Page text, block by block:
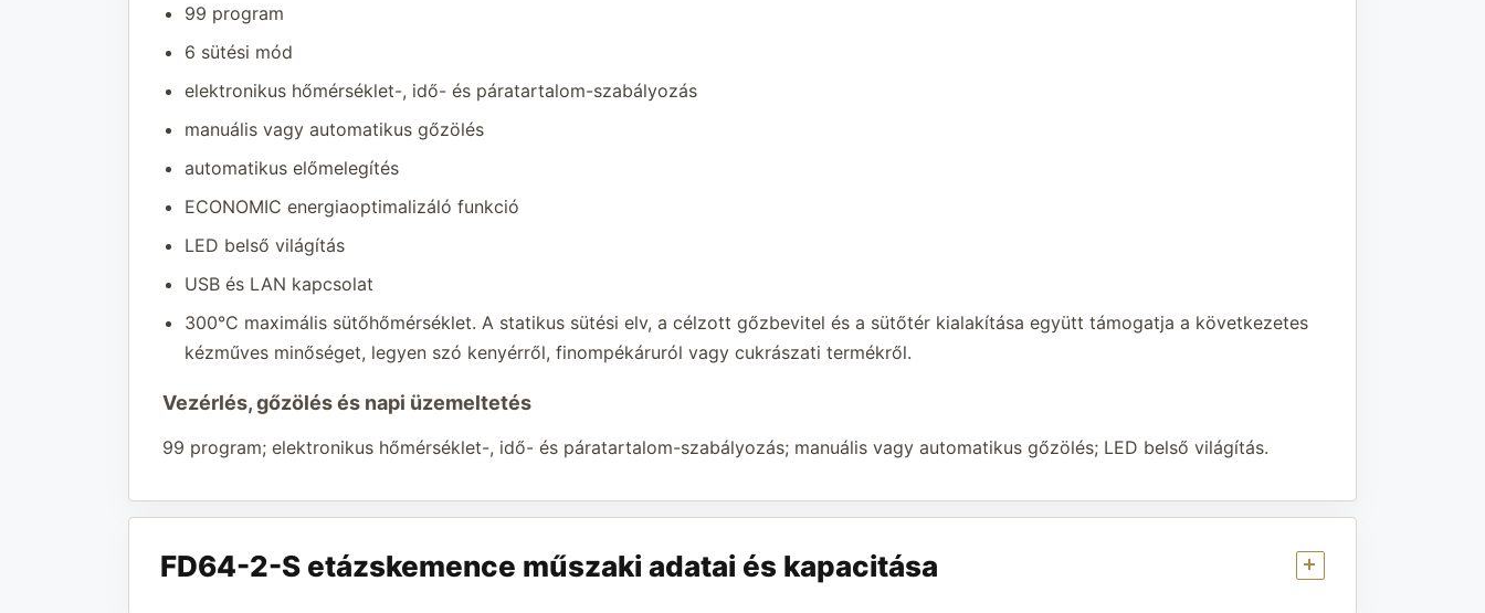
99 program
6 sütési mód
elektronikus hőmérséklet-, idő- és páratartalom-szabályozás
manuális vagy automatikus gőzölés
automatikus előmelegítés
ECONOMIC energiaoptimalizáló funkció
LED belső világítás
USB és LAN kapcsolat
300°C maximális sütőhőmérséklet. A statikus sütési elv, a célzott gőzbevitel és a sütőtér kialakítása együtt támogatja a következetes
kézműves minőséget, legyen szó kenyérről, finompékáruról vagy cukrászati termékről.
Vezérlés, gőzölés és napi üzemeltetés
99 program; elektronikus hőmérséklet-, idő- és páratartalom-szabályozás; manuális vagy automatikus gőzölés; LED belső világítás.
FD64-2-S etázskemence műszaki adatai és kapacitása